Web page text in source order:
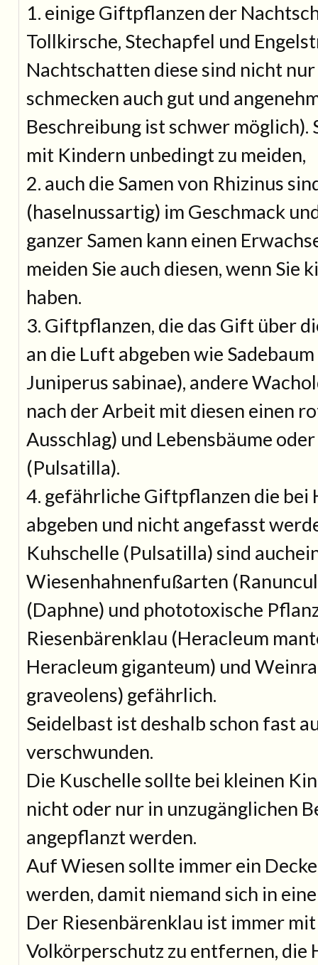
1. einige Giftpflanzen der
Tollkirsche, Stechapfel und
Nachtschatten diese sind nicht
schmecken auch gut und
Beschreibung ist schwer möglich).
mit Kindern unbedingt zu meiden,
2. auch die Samen von Rhizinus
(haselnussartig) im Geschmack
ganzer Samen kann einen
meiden Sie auch diesen, wenn Sie
haben.
3. Giftpflanzen, die das Gift über
an die Luft abgeben wie
Juniperus sabinae), andere
nach der Arbeit mit diesen einen
Ausschlag) und Lebensbäume
(Pulsatilla).
4. gefährliche Giftpflanzen die
abgeben und nicht angefasst
Kuhschelle (Pulsatilla) sind
Wiesenhahnenfußarten
(Daphne) und phototoxische
Riesenbärenklau (Heracleum
Heracleum giganteum) und
graveolens) gefährlich.
Seidelbast ist deshalb schon fast
verschwunden.
Die Kuschelle sollte bei kleinen
nicht oder nur in unzugänglichen
angepflanzt werden.
Auf Wiesen sollte immer ein
werden, damit niemand sich in
Der Riesenbärenklau ist immer
Volkörperschutz zu entfernen,